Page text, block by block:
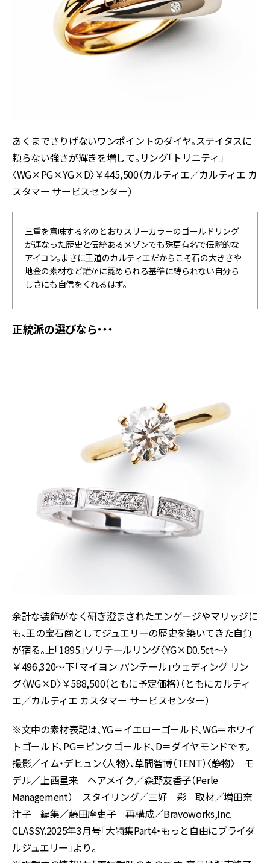
あくまでさりげないワンポイントのダイヤ。ステイタスに
頼らない強さが輝きを増して。リング「トリニティ」
〈WG×PG×YG×D〉￥445,500（カルティエ／カルティエ カ
スタマー サービスセンター）
三重を意味する名のとおりスリーカラーのゴールドリング
が連なった歴史と伝統あるメゾンでも殊更有名で伝説的な
アイコン。まさに王道のカルティエだからこそ石の大きさや
地金の素材など誰かに認められる基準に縛られない自分ら
しさにも自信をくれるはず。
正統派の選びなら・・・
余計な装飾がなく研ぎ澄まされたエンゲージやマリッジに
も、王の宝石商としてジュエリーの歴史を築いてきた自負
が宿る。上「1895」ソリテールリング〈YG×D0.5ct〜〉
￥496,320〜下「マイヨン パンテール」ウェディング リン
グ〈WG×D〉￥588,500（ともに予定価格）（ともにカルティ
エ／カルティエ カスタマー サービスセンター）
※文中の素材表記は、YG＝イエローゴールド、WG＝ホワイ
トゴールド、PG＝ピンクゴールド、D＝ダイヤモンドです。
撮影／イム・デヒュン〈人物〉、草間智博（TENT）〈静物〉 モ
デル／上西星来 ヘアメイク／森野友香子（Perle
Management） スタイリング／三好 彩 取材／増田奈
津子 編集／藤田摩吏子 再構成／Bravoworks,Inc.
CLASSY.2025年3月号「大特集Part4・もっと自由にブライダ
ルジュエリー」より。